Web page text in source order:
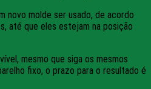
novo molde ser usado, de acordo
até que eles estejam na posição
mesmo que siga os mesmos
fixo, o prazo para o resultado é